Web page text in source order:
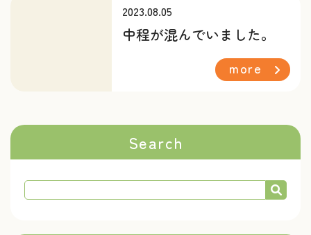
2023.08.05
中程が混んでいました。
more
Search